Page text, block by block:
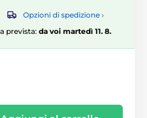
Opzioni di spedizione ›
prevista: da voi martedì 11. 8.